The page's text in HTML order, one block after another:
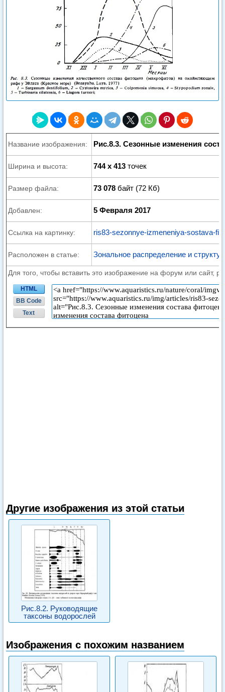
Название изображения: Рис.8.3. Сезонные изменения
Ширина и высота: 744 x 413 точек
Размер файла: 73 078 байт (72 Кб)
Добавлен: 5 Февраля 2017
Ссылка на картинку: ris83-sezonnye-izmeneniya-sostava-
Расположен в статье: Зональное распределение и
Для того, чтобы вставить это изображение на форум или сайт,
HTML
BB Code
Text
Другие изображения из этой статьи
Рис.8.2. Руководящие
таксоны водорослей
Изображения с похожим названием